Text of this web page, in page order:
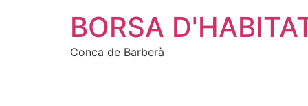
BORSA
Conca de Barberà